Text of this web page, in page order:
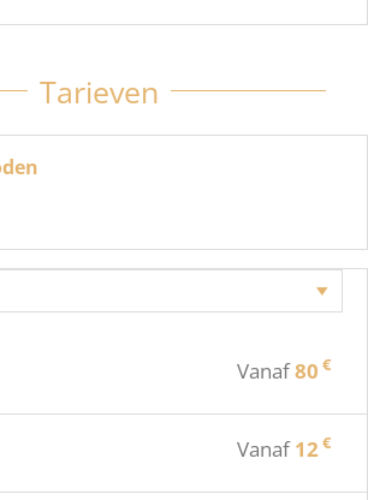
Tarieven
Vanaf80 €
Vanaf12€